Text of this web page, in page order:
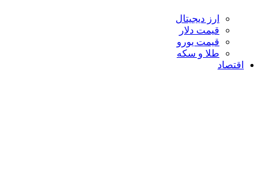
ارز دیجیتال
قیمت دلار
قیمت یورو
طلا و سکه
اقتصاد